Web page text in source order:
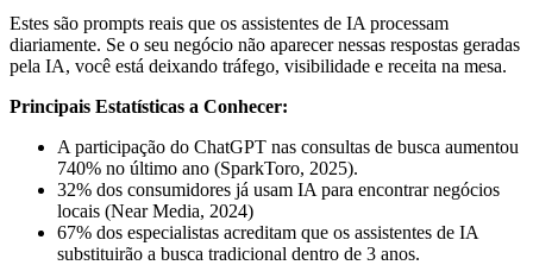
Estes são prompts reais que os assistentes de IA processam
diariamente. Se o seu negócio não aparecer nessas respostas geradas
pela IA, você está deixando tráfego, visibilidade e receita na mesa.
Principais Estatísticas a Conhecer:
A participação do ChatGPT nas consultas de busca aumentou
740% no último ano (SparkToro, 2025).
32% dos consumidores já usam IA para encontrar negócios
locais (Near Media, 2024)
67% dos especialistas acreditam que os assistentes de IA
substituirão a busca tradicional dentro de 3 anos.